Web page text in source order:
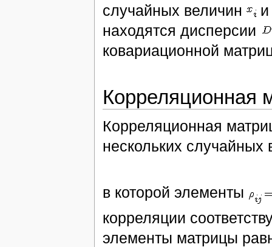
случайных величин
находятся дисперсии
ковариационной
Корреляционная
Корреляционная
нескольких
в которой элементы
корреляции
элементы матрицы